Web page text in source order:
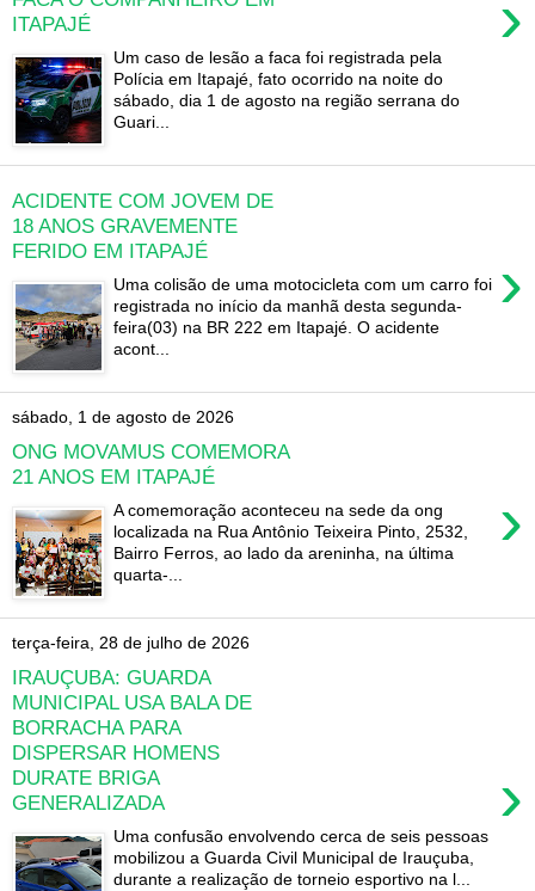
ITAPAJÉ
›
Um caso de lesão a faca foi registrada pela
Polícia em Itapajé, fato ocorrido na noite do
sábado, dia 1 de agosto na região serrana do
Guari...
ACIDENTE COM JOVEM DE
18 ANOS GRAVEMENTE
FERIDO EM ITAPAJÉ
›
Uma colisão de uma motocicleta com um carro foi
registrada no início da manhã desta segunda-
feira(03) na BR 222 em Itapajé. O acidente
acont...
sábado, 1 de agosto de 2026
ONG MOVAMUS COMEMORA
21 ANOS EM ITAPAJÉ
›
A comemoração aconteceu na sede da ong
localizada na Rua Antônio Teixeira Pinto, 2532,
Bairro Ferros, ao lado da areninha, na última
quarta-...
terça-feira, 28 de julho de 2026
IRAUÇUBA: GUARDA
MUNICIPAL USA BALA DE
BORRACHA PARA
DISPERSAR HOMENS
DURATE BRIGA
GENERALIZADA
›
Uma confusão envolvendo cerca de seis pessoas
mobilizou a Guarda Civil Municipal de Irauçuba,
durante a realização de torneio esportivo na l...